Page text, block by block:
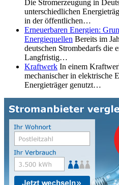
Die Stromerzeugung in
unterschiedlichen
in der öffentlichen…
Erneuerbaren Energien:
Energiequellen Bereits im
deutschen Strombedarfs die
Langfristig…
Kraftwerk In einem
mechanischer in elektrische
Energieträger genutzt…